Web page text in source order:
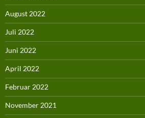
August 2022
Juli 2022
Juni 2022
April 2022
Februar 2022
November 2021